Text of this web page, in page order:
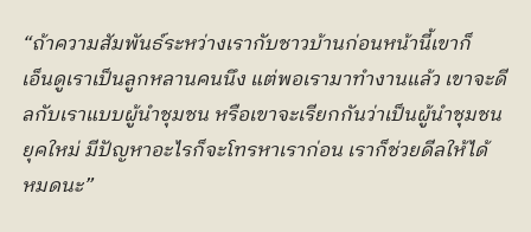
“ถ้าความสัมพันธ์ระหว่างเรากับชาวบ้านก่อนหน้านี้เขาก็
เอ็นดูเราเป็นลูกหลานคนนึง แต่พอเรามาทำงานแล้ว เขาจะดี
ลกับเราแบบผู้นำชุมชน หรือเขาจะเรียกกันว่าเป็นผู้นำชุมชน
ยุคใหม่ มีปัญหาอะไรก็จะโทรหาเราก่อน เราก็ช่วยดีลให้ได้
หมดนะ”